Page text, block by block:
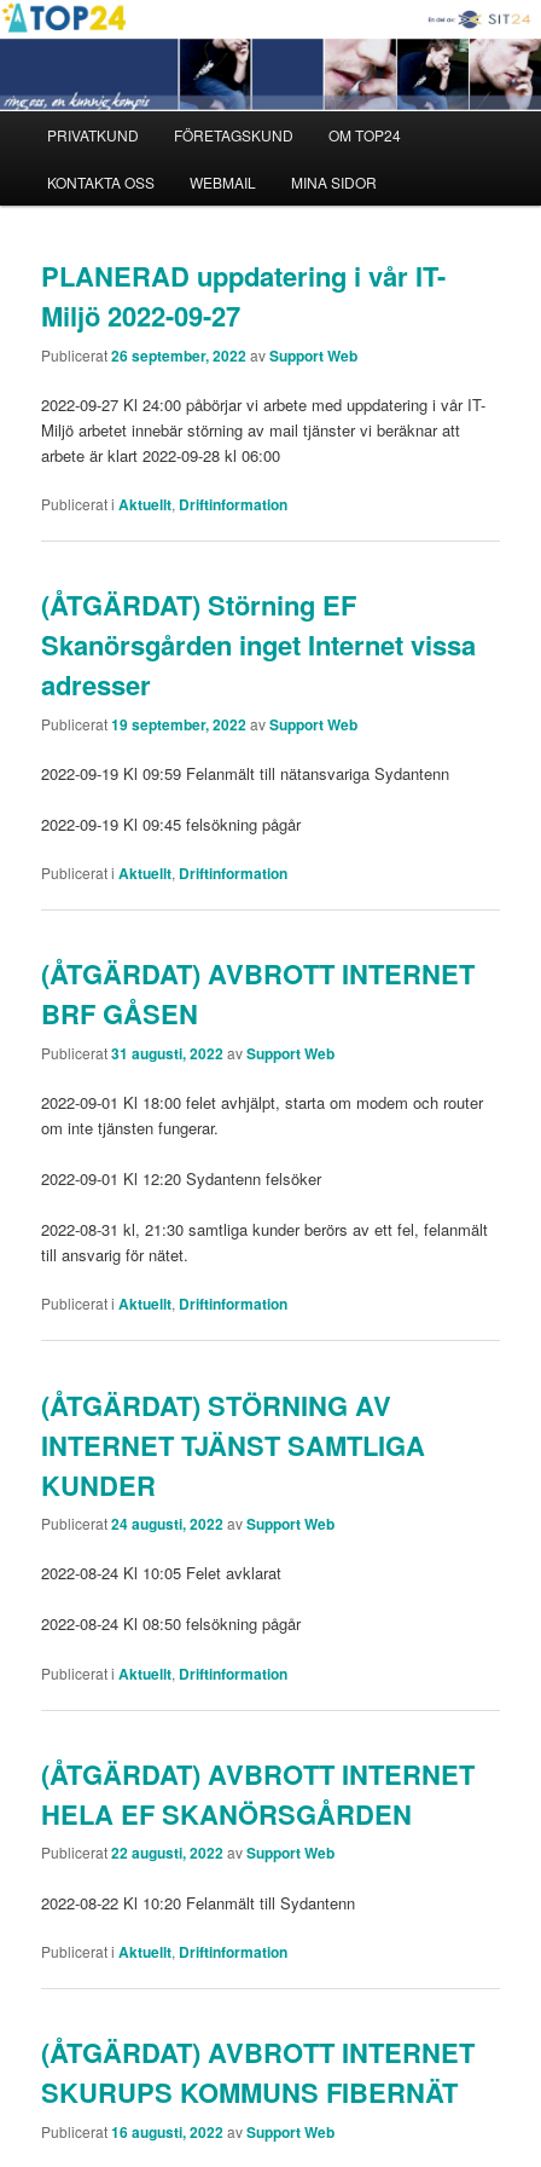
TOP24
Internet och säkerhetsleverantör med personlig support i fokus!
Hoppa
till
innehåll
Hoppa
till
innehåll
PRIVATKUND FÖRETAGSKUND OM TOP24
KONTAKTA OSS WEBMAIL MINA SIDOR
PLANERAD uppdatering i vår IT-
Miljö 2022-09-27
Publicerat26 september, 2022avSupport Web
2022-09-27 Kl 24:00 påbörjar vi arbete med uppdatering i vår IT-
Miljö arbetet innebär störning av mail tjänster vi beräknar att
arbete är klart 2022-09-28 kl 06:00
Publicerat i Aktuellt, Driftinformation
(ÅTGÄRDAT) Störning EF
Skanörsgården inget Internet vissa
adresser
Publicerat19 september, 2022avSupport Web
2022-09-19 Kl 09:59 Felanmält till nätansvariga Sydantenn
2022-09-19 Kl 09:45 felsökning pågår
Publicerat i Aktuellt, Driftinformation
(ÅTGÄRDAT) AVBROTT INTERNET
BRF GÅSEN
Publicerat31 augusti, 2022avSupport Web
2022-09-01 Kl 18:00 felet avhjälpt, starta om modem och router
om inte tjänsten fungerar.
2022-09-01 Kl 12:20 Sydantenn felsöker
2022-08-31 kl, 21:30 samtliga kunder berörs av ett fel, felanmält
till ansvarig för nätet.
Publicerat i Aktuellt, Driftinformation
(ÅTGÄRDAT) STÖRNING AV
INTERNET TJÄNST SAMTLIGA
KUNDER
Publicerat24 augusti, 2022avSupport Web
2022-08-24 Kl 10:05 Felet avklarat
2022-08-24 Kl 08:50 felsökning pågår
Publicerat i Aktuellt, Driftinformation
(ÅTGÄRDAT) AVBROTT INTERNET
HELA EF SKANÖRSGÅRDEN
Publicerat22 augusti, 2022avSupport Web
2022-08-22 Kl 10:20 Felanmält till Sydantenn
Publicerat i Aktuellt, Driftinformation
(ÅTGÄRDAT) AVBROTT INTERNET
SKURUPS KOMMUNS FIBERNÄT
Publicerat16 augusti, 2022avSupport Web